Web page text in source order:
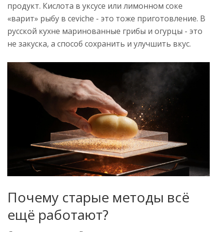
продукт. Кислота в уксусе или лимонном соке
«варит» рыбу в ceviche - это тоже приготовление. В
русской кухне маринованные грибы и огурцы - это
не закуска, а способ сохранить и улучшить вкус.
Почему старые методы всё
ещё работают?